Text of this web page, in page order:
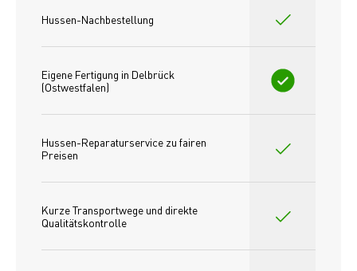
Hussen-Nachbestellung
Eigene Fertigung in Delbrück
(Ostwestfalen)
Hussen-Reparaturservice zu fairen
Preisen​
Kurze Transportwege und direkte
Qualitätskontrolle